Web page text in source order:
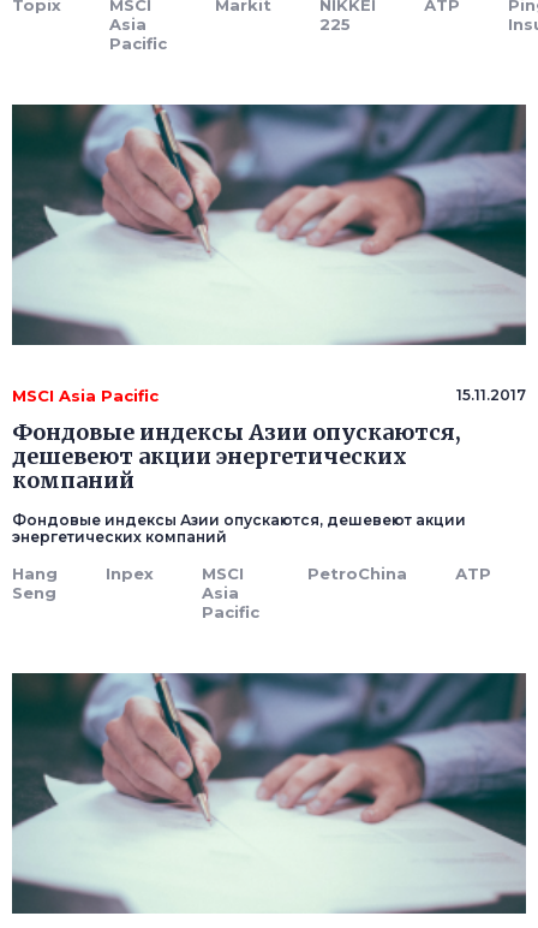
Topix
MSCI
Asia
Pacific
Markit
NIKKEI
225
АТР
MSCI Asia Pacific 15.11.2017
Фондовые индексы Азии опускаются,
дешевеют акции энергетических
компаний
Фондовые индексы Азии опускаются, дешевеют акции
энергетических компаний
Hang
Seng
Inpex
MSCI
Asia
Pacific
PetroChina АТР